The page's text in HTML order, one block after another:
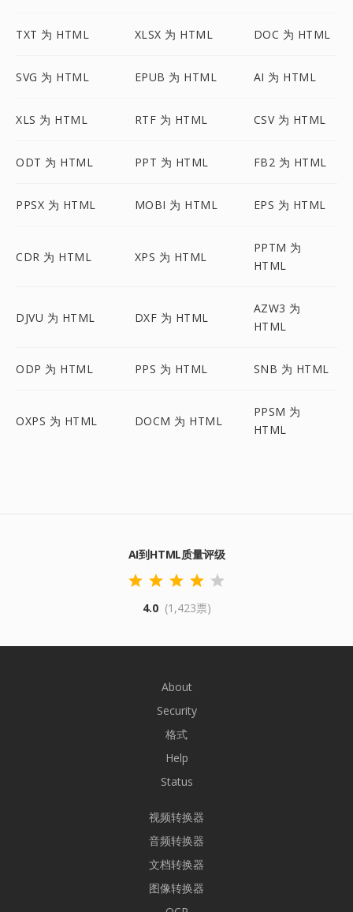
TXT 为 HTML XLSX 为 HTML DOC 为 HTML
SVG 为 HTML EPUB 为 HTML AI 为 HTML
XLS 为 HTML RTF 为 HTML CSV 为 HTML
ODT 为 HTML PPT 为 HTML FB2 为 HTML
PPSX 为 HTML MOBI 为 HTML EPS 为 HTML
CDR 为 HTML XPS 为 HTML
PPTM 为
HTML
DJVU 为 HTML DXF 为 HTML
AZW3 为
HTML
ODP 为 HTML PPS 为 HTML SNB 为 HTML
OXPS 为 HTML DOCM 为 HTML
PPSM 为
HTML
AI到HTML质量评级
4.0 (1,423票)
About
Security
格式
Help
Status
视频转换器
音频转换器
文档转换器
图像转换器